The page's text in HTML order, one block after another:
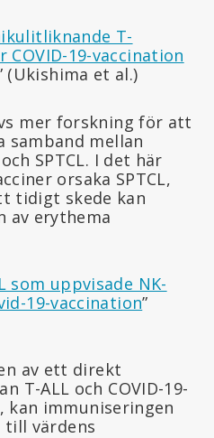
T-
19-vaccination
(Ukishima et al.)
mer forskning för att
samband mellan
SPTCL. I det här
orsaka SPTCL,
tidigt skede kan
av erythema
som uppvisade NK-
19-vaccination”
av ett direkt
T-ALL och COVID-19-
immuniseringen
värdens